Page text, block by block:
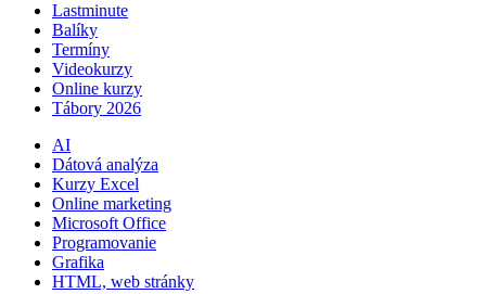
Lastminute
Balíky
Termíny
Videokurzy
Online kurzy
Tábory 2026
AI
Dátová analýza
Kurzy Excel
Online marketing
Microsoft Office
Programovanie
Grafika
HTML, web stránky